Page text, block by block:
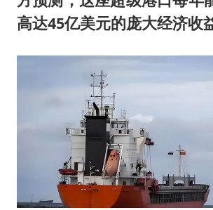
高达45亿美元的庞大经济收